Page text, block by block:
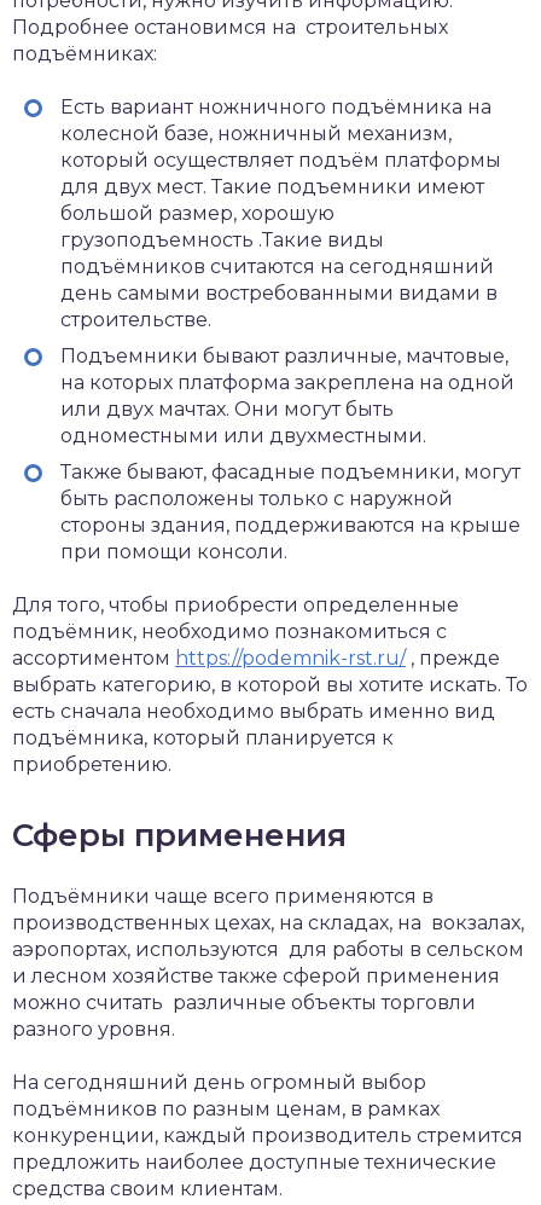
Подробнее остановимся на строительных
подъёмниках:
Есть вариант ножничного подъёмника на
колесной базе, ножничный механизм,
который осуществляет подъём платформы
для двух мест. Такие подъемники имеют
большой размер, хорошую
грузоподъемность .Такие виды
подъёмников считаются на сегодняшний
день самыми востребованными видами в
строительстве.
Подъемники бывают различные, мачтовые,
на которых платформа закреплена на одной
или двух мачтах. Они могут быть
одноместными или двухместными.
Также бывают, фасадные подъемники, могут
быть расположены только с наружной
стороны здания, поддерживаются на крыше
при помощи консоли.
Для того, чтобы приобрести определенные
подъёмник, необходимо познакомиться с
ассортиментом https://podemnik-rst.ru/, прежде
выбрать категорию, в которой вы хотите искать. То
есть сначала необходимо выбрать именно вид
подъёмника, который планируется к
приобретению.
Сферы применения
Подъёмники чаще всего применяются в
производственных цехах, на складах, на вокзалах,
аэропортах, используются для работы в сельском
и лесном хозяйстве также сферой применения
можно считать различные объекты торговли
разного уровня.
На сегодняшний день огромный выбор
подъёмников по разным ценам, в рамках
конкуренции, каждый производитель стремится
предложить наиболее доступные технические
средства своим клиентам.